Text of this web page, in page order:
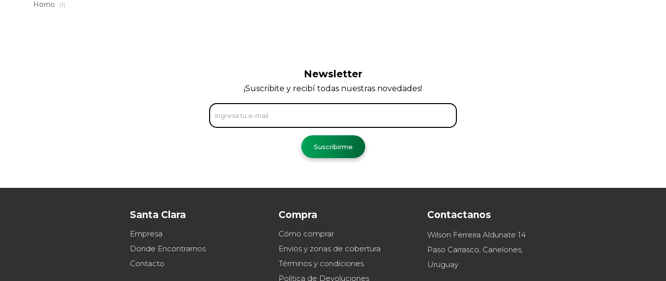
Horno (1)
Santa Clara
Empresa
Donde Encontrarnos
Contacto
Compra
Cómo comprar
Envíos y zonas de cobertura
Términos y condiciones
Política de Devoluciones
Contactanos
Wilson Ferreira Aldunate 14
Paso Carrasco, Canelones,
Uruguay
Newsletter
¡Suscribite y recibí todas nuestras novedades!
Suscribirme